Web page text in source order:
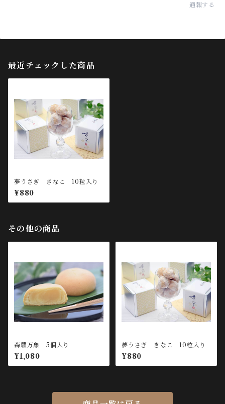
通報する
最近チェックした商品
夢うさぎ きなこ 10粒入り
¥880
その他の商品
森羅万象 5個入り
¥1,080
夢うさぎ きなこ 10粒入り
¥880